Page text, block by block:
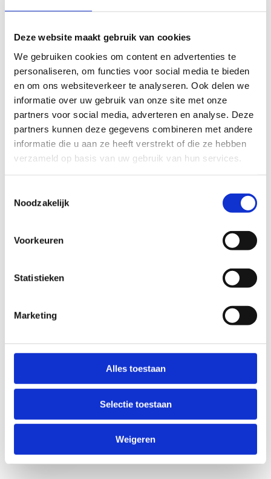
Deze website maakt gebruik van cookies
We gebruiken cookies om content en advertenties te
personaliseren, om functies voor social media te bieden
en om ons websiteverkeer te analyseren. Ook delen we
informatie over uw gebruik van onze site met onze
partners voor social media, adverteren en analyse. Deze
partners kunnen deze gegevens combineren met andere
informatie die u aan ze heeft verstrekt of die ze hebben
verzameld op basis van uw gebruik van hun services.
Noodzakelijk
Voorkeuren
Statistieken
Marketing
Alles toestaan
Selectie toestaan
Weigeren
Geef aan tot welk domein jouw vraag behoort
KIES EEN DOMEIN
Jouw vraag
Anti-Robot Verification
Click to start verification
Verzend